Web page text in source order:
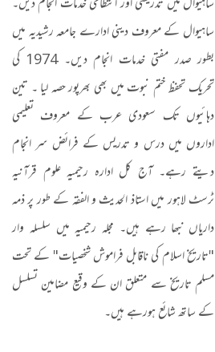
ساہیوال کے معروف دینی ادارے جامعہ رشیدیہ میں
بطور صدر مفتی خدمات انجام دیں۔ 1974 کی
تحریک تحفظ ختم نبوت میں بھی بھرپور حصہ لیا ۔ تین
دہائیوں تک سعودی عرب کے معروف تعلیمی
اداروں میں درس و تدریس کے فرائض سر انجام
دیتے رہے۔ آج کل ادارہ رحیمیہ علوم قرآنیہ
ٹرسٹ لاہور میں استاذ الحدیث و الفقہ کے طور پر ذمہ
داریاں نبھا رہے ہیں۔ مجلہ رحیمیہ میں سلسلہ وار
"تاریخ اسلام کی ناقابل فراموش شخصیات" کے تحت
مسلم تاریخ سے متعلق ان کے وقیع مضامین تسلسل
کے ساتھ شائع ہورہے ہیں۔